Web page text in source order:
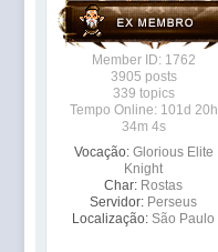
Member ID: 1762
3905 posts
339 topics
Tempo Online: 101d 20h
34m 4s
Vocação: Glorious Elite
Knight
Char: Rostas
Servidor: Perseus
Localização: São Paulo